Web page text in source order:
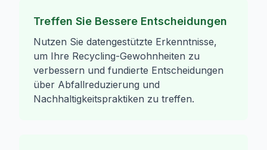
Treffen Sie Bessere Entscheidungen
Nutzen Sie datengestützte Erkenntnisse,
um Ihre Recycling-Gewohnheiten zu
verbessern und fundierte Entscheidungen
über Abfallreduzierung und
Nachhaltigkeitspraktiken zu treffen.